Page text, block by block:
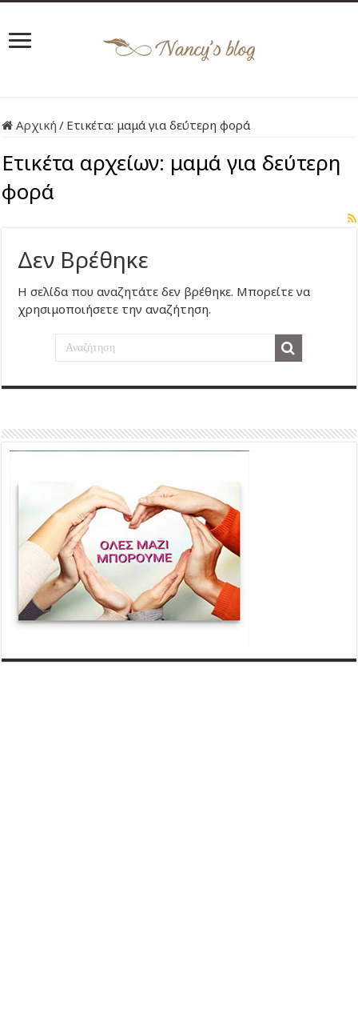
Αρχική / Ετικέτα: μαμά για δεύτερη φορά
Ετικέτα αρχείων: μαμά για δεύτερη
φορά
Δεν Βρέθηκε
Η σελίδα που αναζητάτε δεν βρέθηκε. Μπορείτε να
χρησιμοποιήσετε την αναζήτηση.